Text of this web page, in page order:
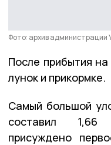
Фото: архив администрации
После прибытия
лунок и прикормке.
Самый большой
составил 1,66
присуждено